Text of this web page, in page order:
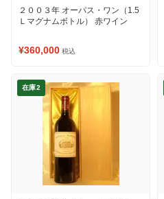
２００３年 オーパス・ワン（1.5
Ｌマグナムボトル） 赤ワイン
¥360,000 税込
在庫2